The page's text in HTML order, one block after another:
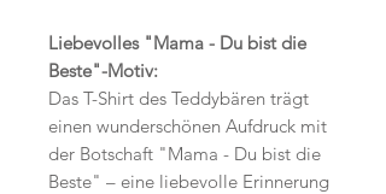
Liebevolles "Mama - Du bist die
Beste"-Motiv:
Das T-Shirt des Teddybären trägt
einen wunderschönen Aufdruck mit
der Botschaft "Mama - Du bist die
Beste" – eine liebevolle Erinnerung